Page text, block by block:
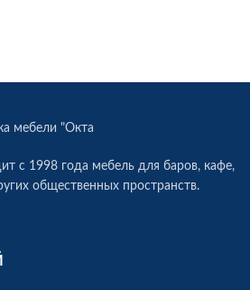
c 1998 года мебель для баров, кафе,
общественных пространств.